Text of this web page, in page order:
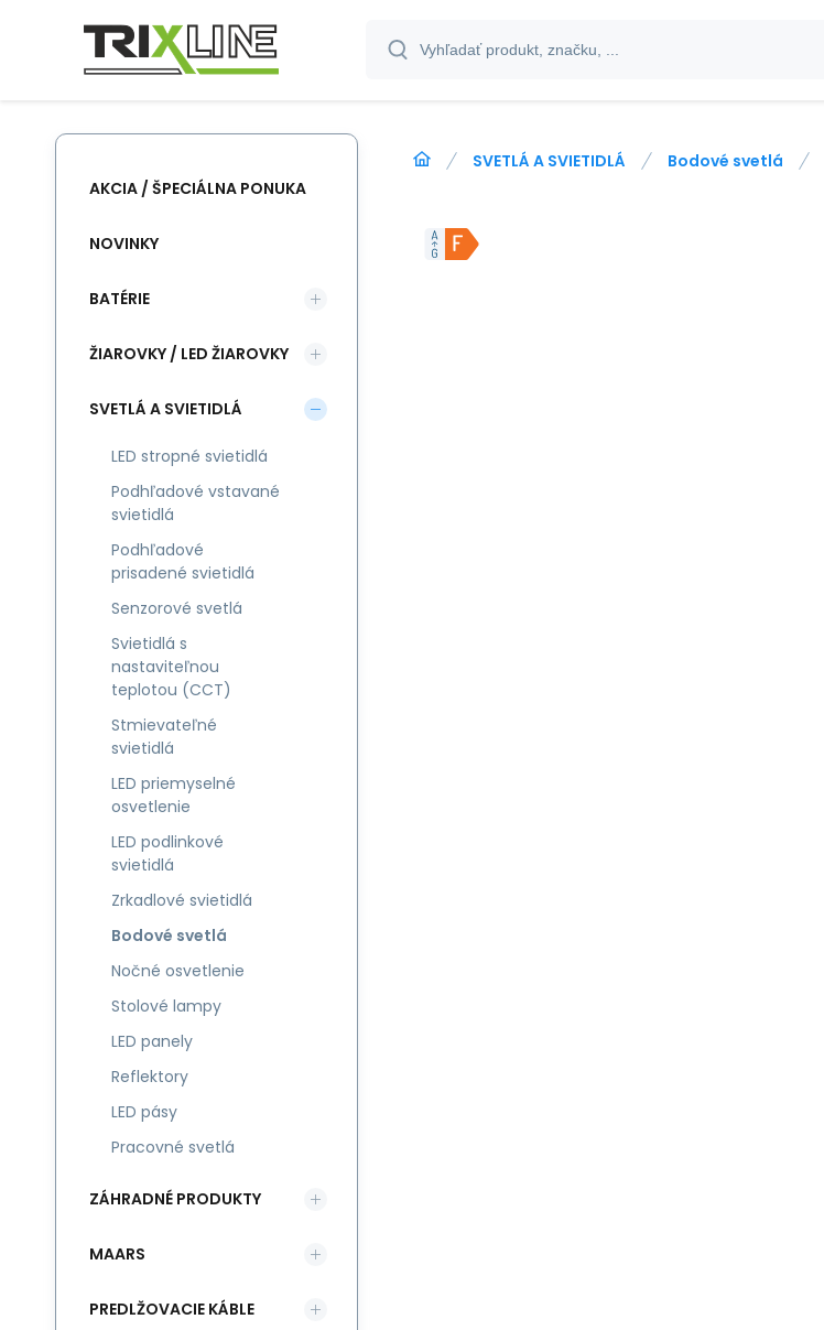
SVETLÁ A SVIETIDLÁ Bodové svetlá
AKCIA / ŠPECIÁLNA PONUKA
NOVINKY
BATÉRIE
ŽIAROVKY / LED ŽIAROVKY
SVETLÁ A SVIETIDLÁ
LED stropné svietidlá
Podhľadové vstavané
svietidlá
Podhľadové
prisadené svietidlá
Senzorové svetlá
Svietidlá s
nastaviteľnou
teplotou (CCT)
Stmievateľné
svietidlá
LED priemyselné
osvetlenie
LED podlinkové
svietidlá
Zrkadlové svietidlá
Bodové svetlá
Nočné osvetlenie
Stolové lampy
LED panely
Reflektory
LED pásy
Pracovné svetlá
ZÁHRADNÉ PRODUKTY
MAARS
PREDLŽOVACIE KÁBLE